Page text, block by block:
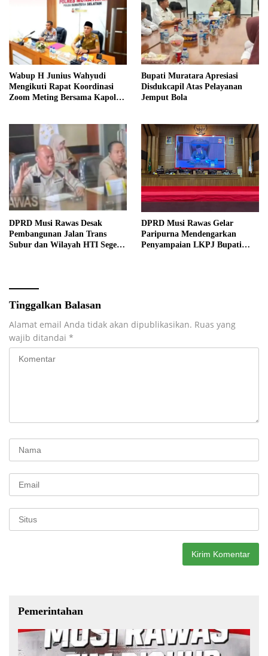
Wabup H Junius Wahyudi
Mengikuti Rapat Koordinasi
Zoom Meting Bersama Kapolres
Bupati Muratara Apresiasi
Disdukcapil Atas Pelayanan
Jemput Bola
DPRD Musi Rawas Desak
Pembangunan Jalan Trans
Subur dan Wilayah HTI Segera
DPRD Musi Rawas Gelar
Paripurna Mendengarkan
Penyampaian LKPJ Bupati
Tinggalkan Balasan
Alamat email Anda tidak akan dipublikasikan. Ruas yang
wajib ditandai *
Pemerintahan